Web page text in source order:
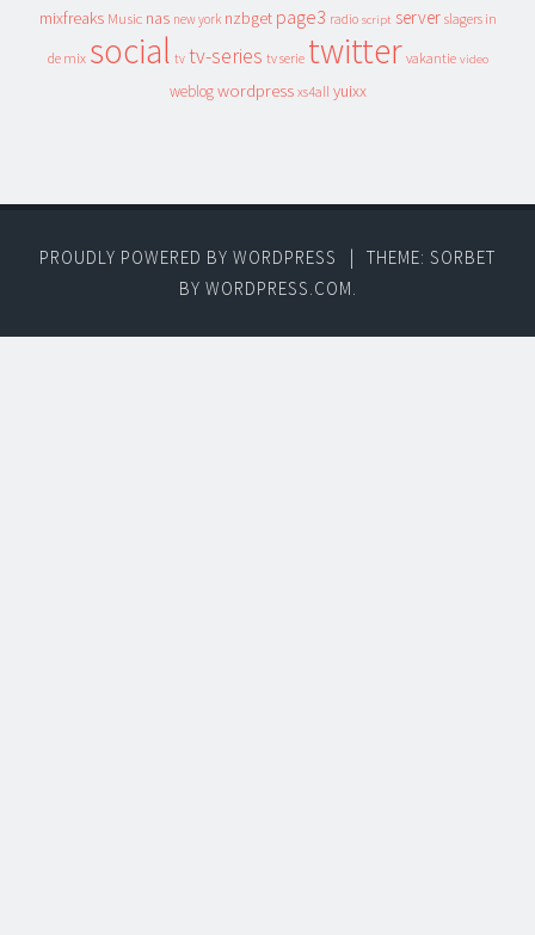
mixfreaks Music nas new york nzbget page3 radio script server slagers in
de mix social tv tv-series tv serie twitter vakantie video
weblog wordpress xs4all yuixx
PROUDLY POWERED BY WORDPRESS |
THEME: SORBET
BY WORDPRESS.COM.